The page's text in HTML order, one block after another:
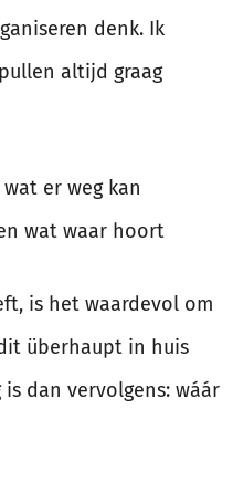
denk. Ik
altijd graag
er weg kan
wat waar hoort
is het waardevol om
überhaupt in huis
is dan vervolgens: wáár